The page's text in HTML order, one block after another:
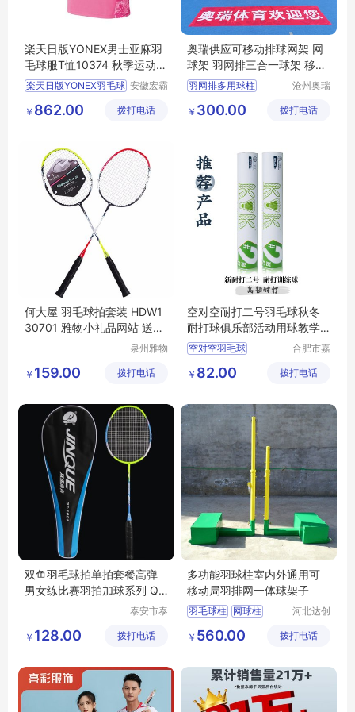
楽天日版YONEX男士亚麻羽
毛球服T恤10374 秋季运动球
衣现货
楽天日版YONEX羽毛球 安徽宏霸
有限公司
￥ 862.00 拨打电话
奥瑞供应可移动排球网架 网
球架 羽网排三合一球架 移动
羽毛球柱
羽网排多用球柱
气排球中
沧州奥瑞
制造有限
￥ 300.00 拨打电话
何大屋 羽毛球拍套装 HDW1
30701 雅物小礼品网站 送长
辈健身礼物 MY-ACJJ-（T）
泉州雅物
公司
￥ 159.00 拨打电话
空对空耐打二号羽毛球秋冬
耐打球俱乐部活动用球教学
训练用球
空对空羽毛球
训练羽毛球
合肥市嘉
育用品有
￥ 82.00 拨打电话
双鱼羽毛球拍单拍套餐高弹
男女练比赛羽拍加球系列 QT
泰安市泰
瑞特健身
￥ 128.00 拨打电话
多功能羽球柱室内外通用可
移动局羽排网一体球架子
羽毛球柱 网球柱
铸铁羽毛球柱
河北达创
有限公司
￥ 560.00 拨打电话